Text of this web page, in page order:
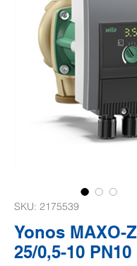
SKU: 2175539
Yonos MAXO-Z
25/0,5-10 PN10